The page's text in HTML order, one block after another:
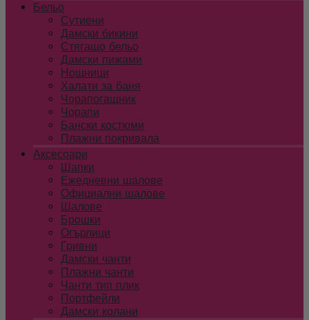
Бельо
Сутиени
Дамски бикини
Стягащо бельо
Дамски пижами
Нощници
Халати за баня
Чорапогащник
Чорапи
Бански костюми
Плажни покривала
Аксесоари
Шапки
Ежедневни шалове
Официални шалове
Шалове
Брошки
Огърлици
Гривни
Дамски чанти
Плажни чанти
Чанти тип плик
Портфейли
Дамски колани